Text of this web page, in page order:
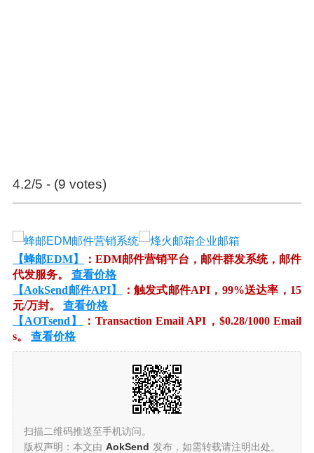
4.2/5 - (9 votes)
【蜂邮EDM】
：EDM邮件营销平台，邮件群发系统，邮件
代发服务。 查看价格
【AokSend邮件API】
：触发式邮件API，99%送达率，15
元/万封。 查看价格
【AOTsend】
：Transaction Email API，$0.28/1000 Email
s。 查看价格
扫描二维码推送至手机访问。
版权声明：本文由 AokSend 发布，如需转载请注明出处。